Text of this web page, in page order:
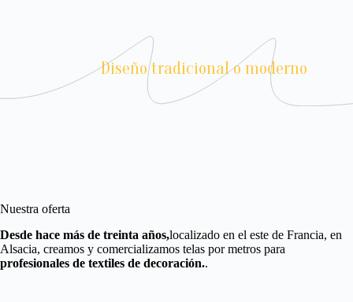
Diseño tradicional o moderno
Nuestra oferta
Desde hace más de treinta años,localizado en el este de Francia, en
Alsacia, creamos y comercializamos telas por metros para
profesionales de textiles de decoración..